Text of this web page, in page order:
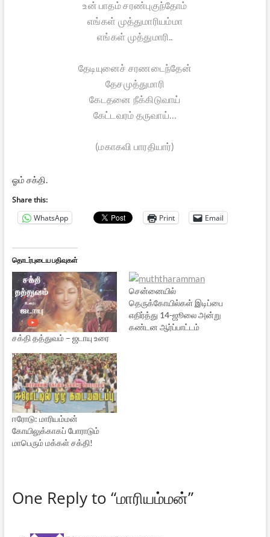
உன் பாதம் சரண்புகுந்தோம்
எங்கள் முத்துமாரியம்மா
எங்கள் முத்துமாரி..
தேடியுனைச் சரணடைந்தேன்
தேசமுத்துமாரி
கேடதனை நீக்கிடுவாய்
கேட்டவரம் தருவாய்…
(மகாகவி பாரதியார்)
ஓம் சக்தி.
Share this:
WhatsApp
Print Email
தொடர்புடைய பதிவுகள்
சக்தி தத்துவம் – ஜடாயு உரை
சென்னையில்
தெருக்கோயில்கள் இடிப்பை
எதிர்த்து 14-ஜூலை அன்று
கண்டன ஆர்ப்பாட்டம்
ஈரோடு: மாரியம்மன்
கோயிலுக்காகப் போராடும்
மாபெரும் மக்கள் சக்தி!
One Reply to “மாரியம்மன்”